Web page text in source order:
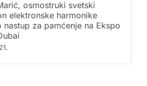
osmostruki svetski
elektronske harmonike
nastup za pamćenje na Ekspo